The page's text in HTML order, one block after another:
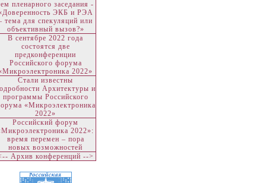
пленарного заседания -
ЭКБ и РЭА
тема для спекуляций или
объективный вызов?»
В сентябре 2022 года
состоятся две
предконференции
Российского форума
2022»
Стали известны
Архитектуры и
программы Российского
«Микроэлектроника
2022»
Российский форум
2022»:
время перемен – пора
новых возможностей
Архив конференций -->